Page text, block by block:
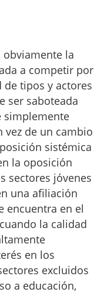
obviamente la
a competir por
tipos y actores
ser saboteada
simplemente
vez de un cambio
sistémica
la oposición
sectores jóvenes
una afiliación
encuentra en el
la calidad
en los
excluidos
a educación,